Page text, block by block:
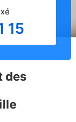
15
des